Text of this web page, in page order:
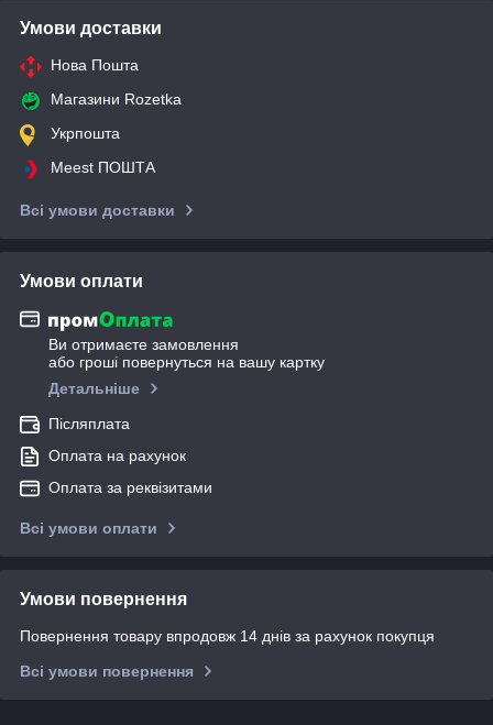
Умови доставки
Нова Пошта
Магазини Rozetka
Укрпошта
Meest ПОШТА
Всі умови доставки
Умови оплати
Ви отримаєте замовлення
або гроші повернуться на вашу картку
Детальніше
Післяплата
Оплата на рахунок
Оплата за реквізитами
Всі умови оплати
Умови повернення
Повернення товару впродовж 14 днів за рахунок покупця
Всі умови повернення